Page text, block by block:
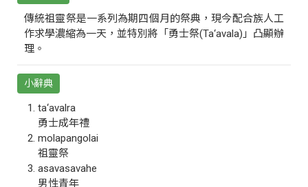
傳統祖靈祭是一系列為期四個月的祭典，現今配合族人工
作求學濃縮為一天，並特別將「勇士祭(Ta‘avala)」凸顯辦
理。
小辭典
ta‘avalra
勇士成年禮
molapangolai
祖靈祭
asavasavahe
男性青年